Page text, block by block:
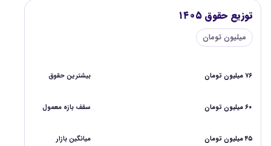
توزیع حقوق ۱۴۰۵
میلیون تومان
بیشترین حقوق ۷۶ میلیون تومان
سقف بازه معمول ۶۰ میلیون تومان
میانگین بازار ۴۵ میلیون تومان